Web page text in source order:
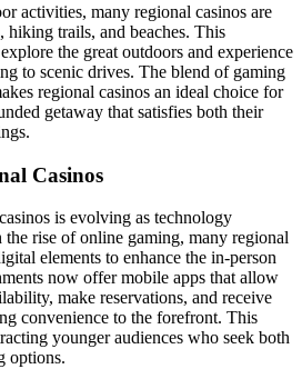
activities, many regional casinos are
hiking trails, and beaches. This
the great outdoors and experience
to scenic drives. The blend of gaming
regional casinos an ideal choice for
getaway that satisfies both their
Casinos
is evolving as technology
rise of online gaming, many regional
elements to enhance the in-person
now offer mobile apps that allow
make reservations, and receive
convenience to the forefront. This
younger audiences who seek both
options.